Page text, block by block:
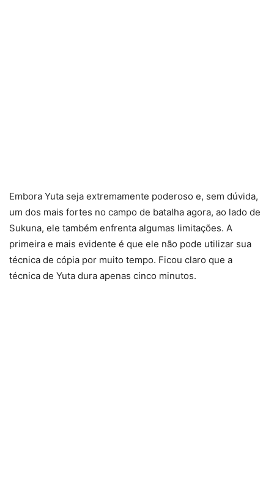
Embora Yuta seja extremamente poderoso e, sem dúvida,
um dos mais fortes no campo de batalha agora, ao lado de
Sukuna, ele também enfrenta algumas limitações. A
primeira e mais evidente é que ele não pode utilizar sua
técnica de cópia por muito tempo. Ficou claro que a
técnica de Yuta dura apenas cinco minutos.